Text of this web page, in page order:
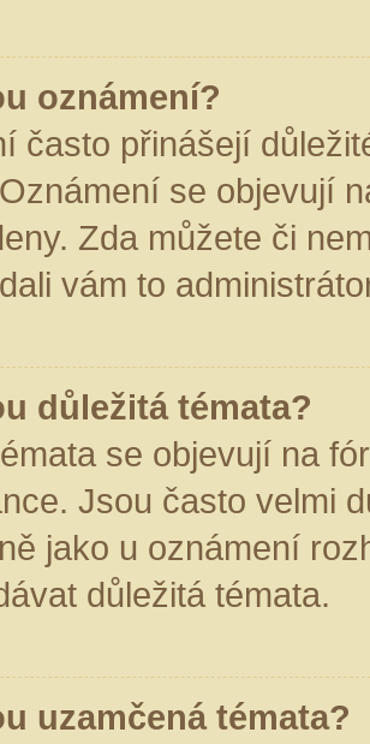
oznámení?
často přinášejí
se objevují
Zda můžete či
vám to
důležitá témata?
se objevují na
Jsou často velmi
jako u oznámení
důležitá témata.
uzamčená témata?